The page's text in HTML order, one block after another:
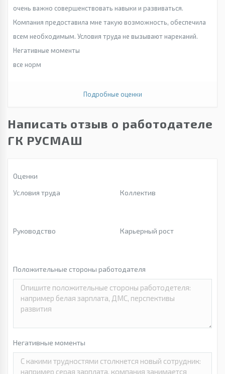
очень важно совершенствовать навыки и развиваться.
Компания предоставила мне такую возможность, обеспечила
всем необходимым. Условия труда не вызывают нареканий.
Негативные моменты
все норм
Подробные оценки
Написать отзыв о работодателе
ГК РУСМАШ
Оценки
Условия труда
Коллектив
Руководство Карьерный рост
Положительные стороны работодателя
Негативные моменты